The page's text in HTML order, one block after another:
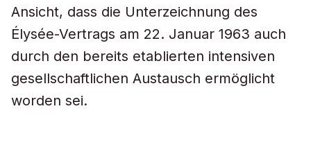
Ansicht, dass die Unterzeichnung des
Élysée-Vertrags am 22. Januar 1963 auch
durch den bereits etablierten intensiven
gesellschaftlichen Austausch ermöglicht
worden sei.